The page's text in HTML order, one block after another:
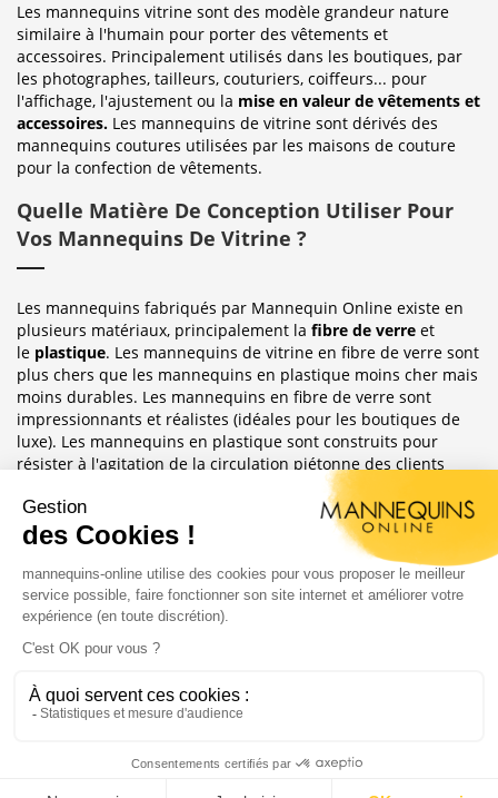
Les mannequins vitrine sont des modèle grandeur nature
similaire à l'humain pour porter des vêtements et
accessoires. Principalement utilisés dans les boutiques, par
les photographes, tailleurs, couturiers, coiffeurs... pour
l'affichage, l'ajustement ou la mise en valeur de vêtements et
accessoires. Les mannequins de vitrine sont dérivés des
mannequins coutures utilisées par les maisons de couture
pour la confection de vêtements.
Quelle Matière De Conception Utiliser Pour
Vos Mannequins De Vitrine ?
Les mannequins fabriqués par Mannequin Online existe en
plusieurs matériaux, principalement la fibre de verre et
le plastique. Les mannequins de vitrine en fibre de verre sont
plus chers que les mannequins en plastique moins cher mais
moins durables. Les mannequins en fibre de verre sont
impressionnants et réalistes (idéales pour les boutiques de
luxe). Les mannequins en plastique sont construits pour
résister à l'agitation de la circulation piétonne des clients
habituellement observée dans le magasin où ils sont placés.
Sublimez Vos Boutiques, Vitrines Et
Les mannequins sont idéales pour les magasins de détail, en
étalages de magasin ou décoration de vitrine. Ils ont
d'afficher leurs produits ou prendre des photos.
mannequins pour magasin